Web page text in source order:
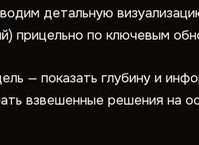
детальную
прицельно по ключевым
— показать глубину и
взвешенные решения на